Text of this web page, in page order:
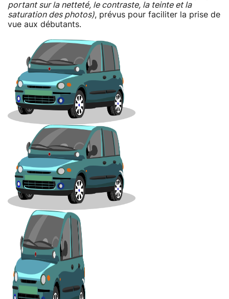
portant sur la netteté, le contraste, la teinte et la
saturation des photos), prévus pour faciliter la prise de
vue aux débutants.